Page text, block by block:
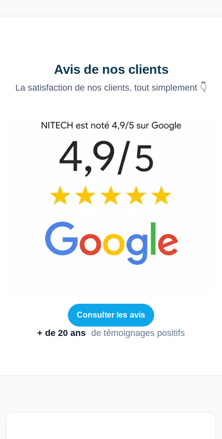
Avis de nos clients
La satisfaction de nos clients, tout simplement 👇
Consulter les avis
+ de 20 ans de témoignages positifs